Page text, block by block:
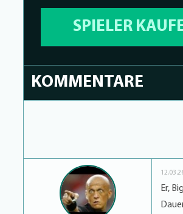
SPIELER
KOMMENTARE
Er,